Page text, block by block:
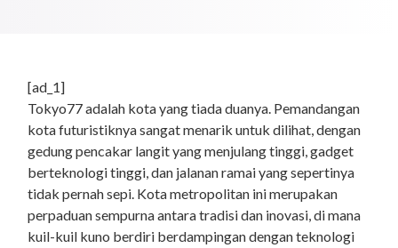
[ad_1]
Tokyo77 adalah kota yang tiada duanya. Pemandangan
kota futuristiknya sangat menarik untuk dilihat, dengan
gedung pencakar langit yang menjulang tinggi, gadget
berteknologi tinggi, dan jalanan ramai yang sepertinya
tidak pernah sepi. Kota metropolitan ini merupakan
perpaduan sempurna antara tradisi dan inovasi, di mana
kuil-kuil kuno berdiri berdampingan dengan teknologi